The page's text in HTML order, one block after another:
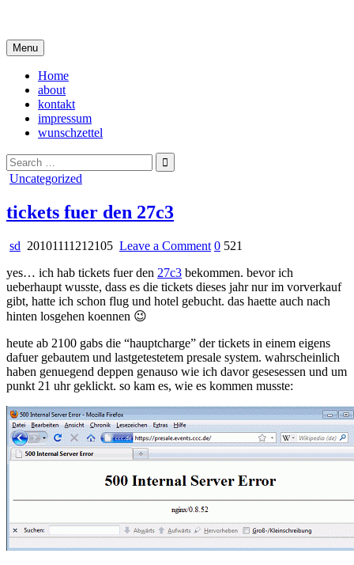
content
Menu
Home
about
kontakt
impressum
wunschzettel
Search
for:
Posted
Uncategorized
tickets fuer den 27c3
sd 20101111212105 Leave a Commenton
fuer
den
27c3
0 521
yes… ich hab tickets fuer den 27c3 bekommen. bevor ich
ueberhaupt wusste, dass es die tickets dieses jahr nur im vorverkauf
gibt, hatte ich schon flug und hotel gebucht. das haette auch nach
hinten losgehen koennen 😉
heute ab 2100 gabs die “hauptcharge” der tickets in einem eigens
dafuer gebautem und lastgetestetem presale system. wahrscheinlich
haben genuegend deppen genauso wie ich davor gesesessen und um
punkt 21 uhr geklickt. so kam es, wie es kommen musste: